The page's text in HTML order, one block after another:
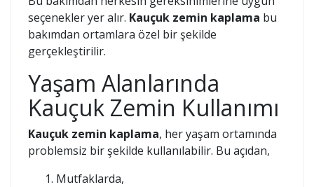
seçenekler yer alır. Kauçuk zemin kaplama bu
bakımdan ortamlara özel bir şekilde
gerçekleştirilir.
Yaşam Alanlarında
Kauçuk Zemin Kullanımı
Kauçuk zemin kaplama, her yaşam ortamında
problemsiz bir şekilde kullanılabilir. Bu açıdan,
Mutfaklarda,